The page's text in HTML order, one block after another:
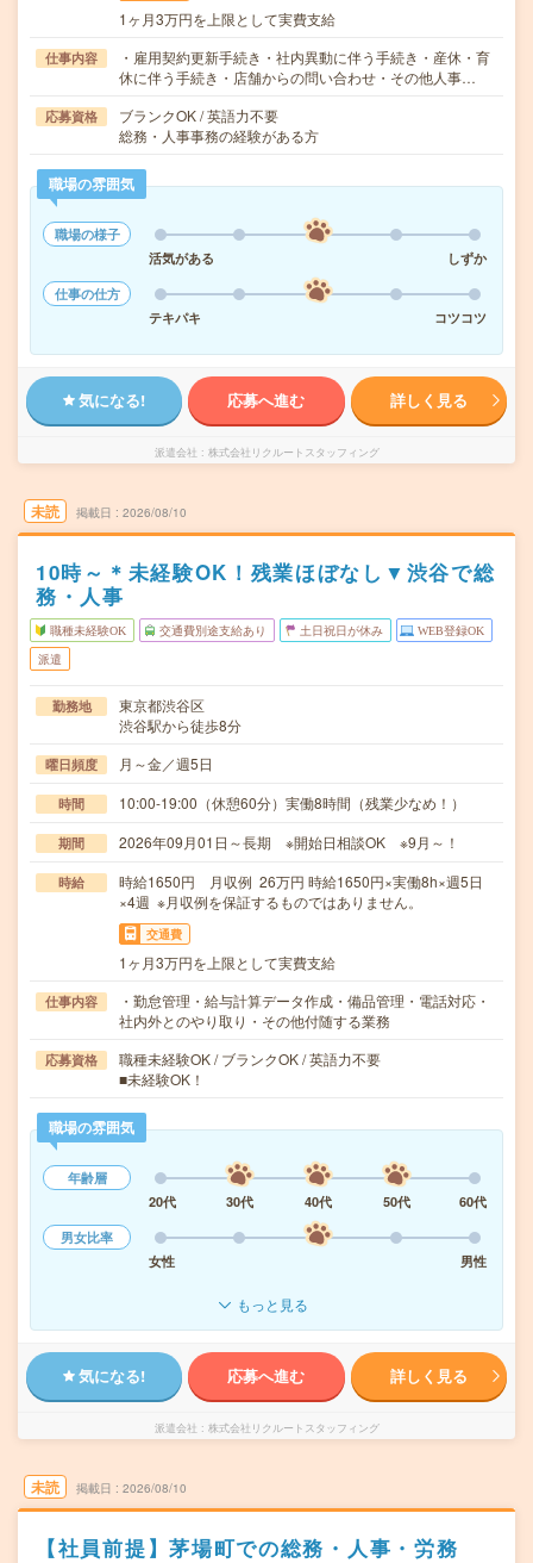
1ヶ月3万円を上限として実費支給
仕事内容
・雇用契約更新手続き・社内異動に伴う手続き・産休・育
休に伴う手続き・店舗からの問い合わせ・その他人事…
応募資格
ブランクOK / 英語力不要
総務・人事事務の経験がある方
職場の雰囲気
職場の様子
活気がある
しずか
仕事の仕方
テキパキ
コツコツ
気になる! 応募へ進む 詳しく見る
派遣会社 株式会社リクルートスタッフィング
未読 掲載日 2026/08/10
10時～＊未経験OK！残業ほぼなし▼渋谷で総
務・人事
職種未経験OK 交通費別途支給あり 土日祝日が休み WEB登録OK
派遣
勤務地
東京都渋谷区
渋谷駅から徒歩8分
曜日頻度 月～金／週5日
時間 10:00-19:00（休憩60分）実働8時間（残業少なめ！）
期間 2026年09月01日～長期 ※開始日相談OK ※9月～！
時給
時給1650円 月収例 26万円 時給1650円×実働8h×週5日
×4週 ※月収例を保証するものではありません。
交通費
1ヶ月3万円を上限として実費支給
仕事内容
・勤怠管理・給与計算データ作成・備品管理・電話対応・
社内外とのやり取り・その他付随する業務
応募資格
職種未経験OK / ブランクOK / 英語力不要
■未経験OK！
職場の雰囲気
年齢層
20代
30代 40代 50代
60代
男女比率
女性
男性
もっと見る
気になる! 応募へ進む 詳しく見る
派遣会社 株式会社リクルートスタッフィング
未読 掲載日 2026/08/10
【社員前提】茅場町での総務・人事・労務